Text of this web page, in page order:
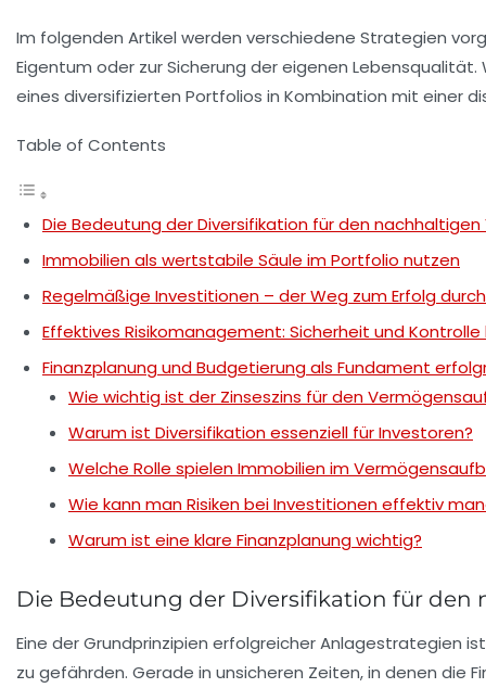
Im folgenden Artikel werden verschiedene Strategien
Eigentum oder zur Sicherung der eigenen
eines diversifizierten Portfolios in Kombination mit einer
Table of Contents
Die Bedeutung der Diversifikation für den
Immobilien als wertstabile Säule im Portfolio nutzen
Regelmäßige Investitionen – der Weg zum Erfolg durch
Effektives Risikomanagement: Sicherheit und
Finanzplanung und Budgetierung als Fundament
Wie wichtig ist der Zinseszins für den
Warum ist Diversifikation essenziell für Investoren?
Welche Rolle spielen Immobilien im
Wie kann man Risiken bei Investitionen effektiv
Warum ist eine klare Finanzplanung wichtig?
Die Bedeutung der Diversifikation für
Eine der Grundprinzipien erfolgreicherAnlagestrategien
zu gefährden. Gerade in unsicheren Zeiten, in denen